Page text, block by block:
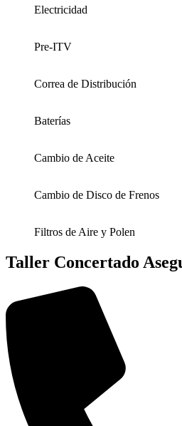
Electricidad
Pre-ITV
Correa de Distribución
Baterías
Cambio de Aceite
Cambio de Disco de Frenos
Filtros de Aire y Polen
Taller Concertado